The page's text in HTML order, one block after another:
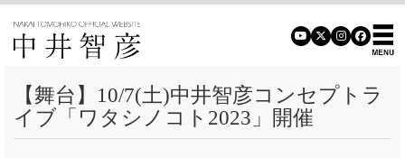
【舞台】10/7(土)中井智彦コンセプトラ
イブ「ワタシノコト2023」開催